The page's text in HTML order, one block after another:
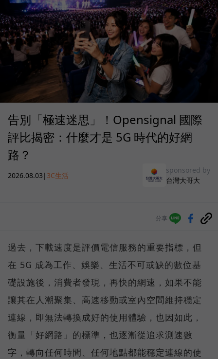
告別「極速迷思」！Opensignal 國際
評比揭密：什麼才是 5G 時代的好網
路？
2026.08.03 | 3C生活
sponsored by
台灣大哥大
分享
過去，下載速度是評價電信服務的重要指標，但
在 5G 成為工作、娛樂、生活不可或缺的數位基
礎設施後，消費者發現，再快的網速，如果不能
讓其在人潮聚集、高速移動或室內空間維持穩定
連線，即無法轉換成好的使用體驗，也因如此，
衡量「好網路」的標準，也逐漸從追求測速數
字，轉向任何時間、任何地點都能穩定連線的使